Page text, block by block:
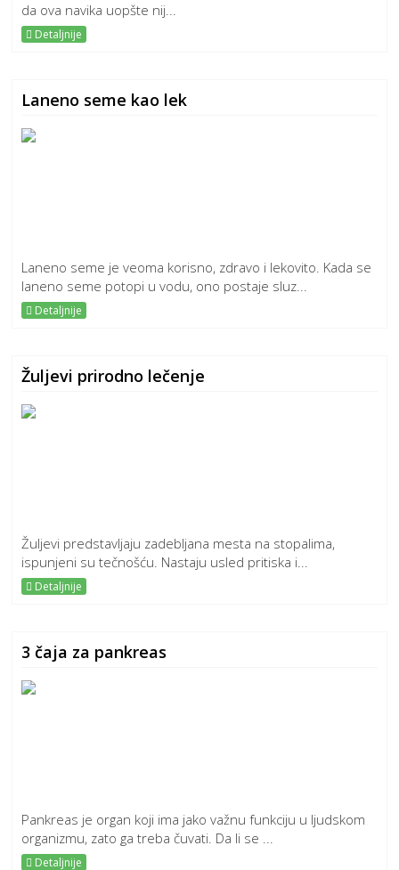
da ova navika uopšte nij...
Detaljnije
Laneno seme kao lek
Laneno seme je veoma korisno, zdravo i lekovito. Kada se
laneno seme potopi u vodu, ono postaje sluz...
Detaljnije
Žuljevi prirodno lečenje
Žuljevi predstavljaju zadebljana mesta na stopalima,
ispunjeni su tečnošću. Nastaju usled pritiska i...
Detaljnije
3 čaja za pankreas
Pankreas je organ koji ima jako važnu funkciju u ljudskom
organizmu, zato ga treba čuvati. Da li se ...
Detaljnije